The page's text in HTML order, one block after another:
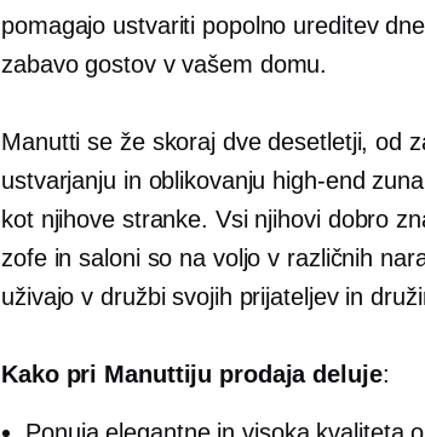
pomagajo ustvariti popolno ureditev
zabavo gostov v vašem domu.
Manutti se že skoraj dve desetletji, od
ustvarjanju in oblikovanju high-end
kot njihove stranke. Vsi njihovi dobro
zofe in saloni so na voljo v različnih
uživajo v družbi svojih prijateljev in
Kako pri Manuttiju prodaja deluje: